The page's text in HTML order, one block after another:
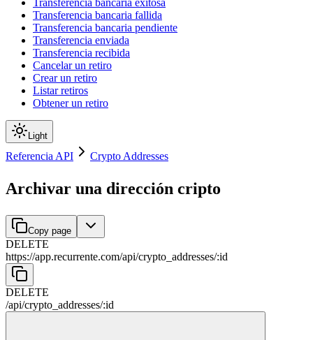
Transferencia bancaria exitosa
Transferencia bancaria fallida
Transferencia bancaria pendiente
Transferencia enviada
Transferencia recibida
Cancelar un retiro
Crear un retiro
Listar retiros
Obtener un retiro
Light
Referencia API Crypto Addresses
Archivar una dirección cripto
Copy page
DELETE
https://app.recurrente.com/api/crypto_addresses/:id
DELETE
/api/crypto_addresses/:id